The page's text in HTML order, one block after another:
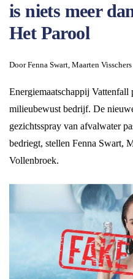
is niets meer
Het Parool
Door Fenna Swart, Maarten
Energiemaatschappij Vattenfall
milieubewust bedrijf. De
gezichtsspray van afvalwater
bedriegt, stellen Fenna Swart,
Vollenbroek.